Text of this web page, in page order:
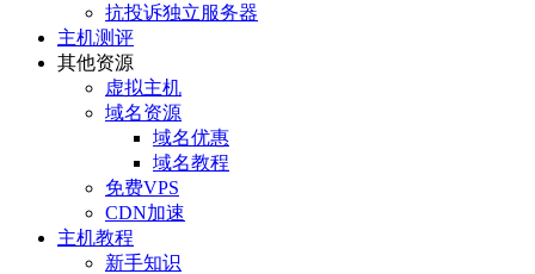
抗投诉独立服务器
主机测评
其他资源
虚拟主机
域名资源
域名优惠
域名教程
免费VPS
CDN加速
主机教程
新手知识